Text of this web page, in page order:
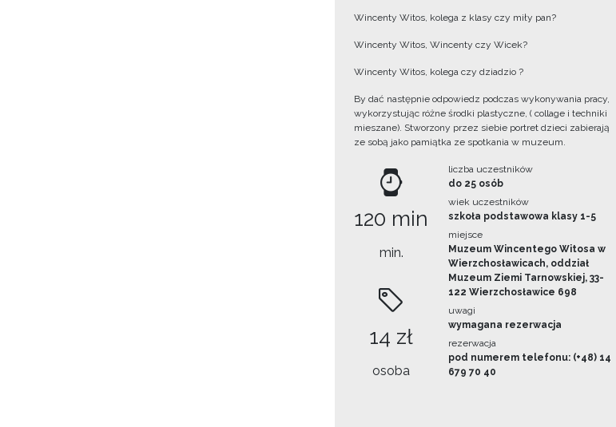
Wincenty Witos, kolega z klasy czy miły pan?
Wincenty Witos, Wincenty czy Wicek?
Wincenty Witos, kolega czy dziadzio ?
By dać następnie odpowiedz podczas wykonywania pracy,
wykorzystując różne środki plastyczne, ( collage i techniki
mieszane). Stworzony przez siebie portret dzieci zabierają
ze sobą jako pamiątka ze spotkania w muzeum.
120 min
min.
14 zł
osoba
liczba uczestników
do 25 osób
wiek uczestników
szkoła podstawowa klasy 1-5
miejsce
Muzeum Wincentego Witosa w
Wierzchosławicach, oddział
Muzeum Ziemi Tarnowskiej, 33-
122 Wierzchosławice 698
uwagi
wymagana rezerwacja
rezerwacja
pod numerem telefonu: (+48) 14
679 70 40